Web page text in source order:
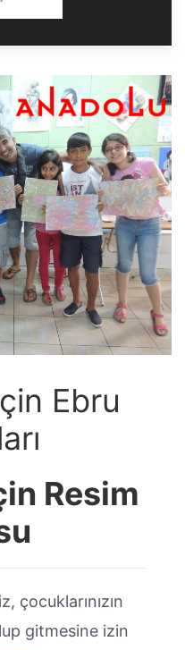
Ebru
Resim
çocuklarınızın
gitmesine izin